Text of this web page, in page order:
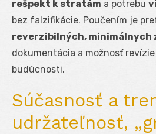
rešpekt k stratám a potrebu
bez falzifikácie. Poučením je
reverzibilných, minimálnych
dokumentácia a možnosť
budúcnosti.
Súčasnosť a
udržateľnosť,